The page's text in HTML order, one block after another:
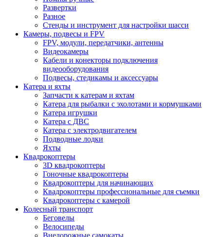
Развертки
Разное
Стенды и инструмент для настройки шасси
Камеры, подвесы и FPV
FPV, модули, передатчики, антенны
Видеокамеры
Кабели и конекторы подключения
видеооборудования
Подвесы, стедикамы и аксессуары
Катера и яхты
Запчасти к катерам и яхтам
Катера для рыбалки с эхолотами и кормушками
Катера игрушки
Катера с ДВС
Катера с электродвигателем
Подводные лодки
Яхты
Квадрокоптеры
3D квадрокоптеры
Гоночные квадрокоптеры
Квадрокоптеры для начинающих
Квадрокоптеры профессиональные для съемки
Квадрокоптеры с камерой
Колесный транспорт
Беговелы
Велосипеды
Внедорожные самокаты